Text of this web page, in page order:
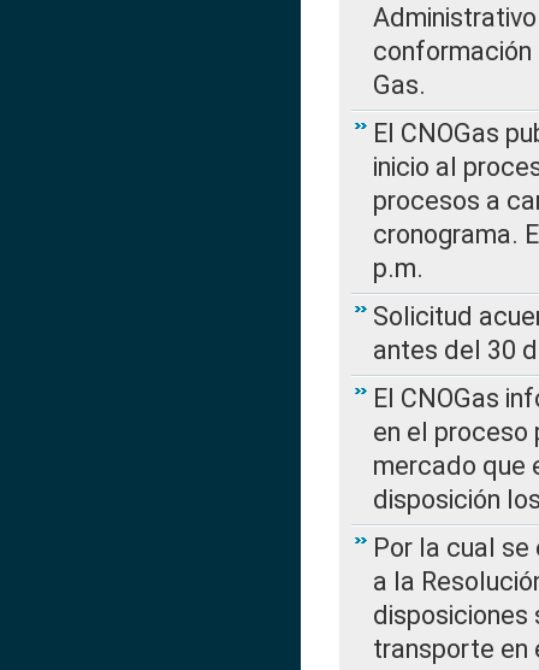
conformación
Gas.
El CNOGas
inicio al
procesos a
cronograma.
p.m.
Solicitud
antes del 30
El CNOGas
en el
mercado que
disposición
Por la cual se
a la
disposiciones
transporte en